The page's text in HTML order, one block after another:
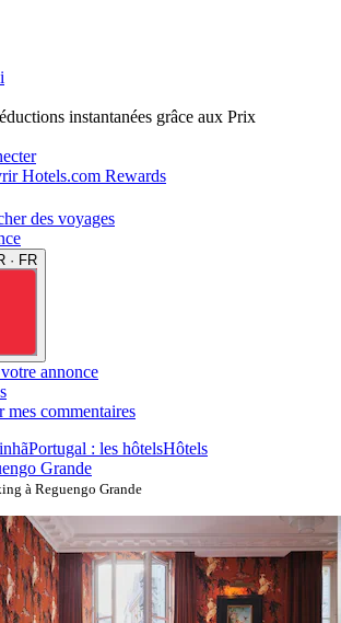
instantanées grâce aux Prix
Hotels.com Rewards
des voyages
· FR
annonce
mes commentaires
Portugal : les hôtelsHôtels
Grande
à Reguengo Grande